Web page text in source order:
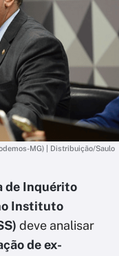
MG) | Distribuição/Saulo
de Inquérito
Instituto
deve analisar
de ex-